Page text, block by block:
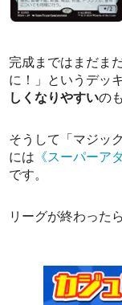
完成まではまだま
に！」というデッ
しくなりやすいの
そうして「マジッ
には 《スーパーア
です。
リーグが終わった